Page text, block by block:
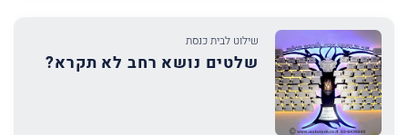
שילוט לבית כנסת
שלטים נושא רחב לא תקרא?